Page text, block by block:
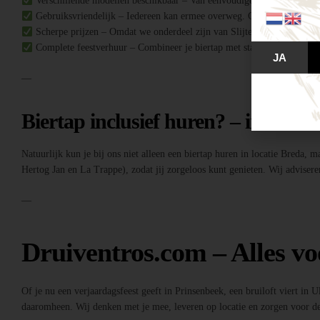
Gebruiksvriendelijk – Iedereen kan ermee overweg. Geen ervaring
Scherpe prijzen – Omdat we onderdeel zijn van Slijterij Breda “de
Complete feestverhuur – Combineer je biertap met statafels,
—
Biertap inclusief huren? – inclusief
Natuurlijk kun je bij ons niet alleen een biertap huren in locatie Breda,
Hertog Jan en La Trappe), zodat jij zorgeloos kunt genieten. Wij
—
Druiventros.com – Alles
Of je nu een verjaardagsfeest geeft in Prinsenbeek, een bruiloft viert in
daaromheen. Wij denken met je mee, leveren op locatie en zorgen voor
JA